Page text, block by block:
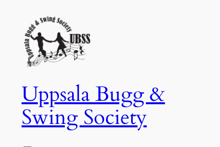
innehåll
Uppsala Bugg &
Swing Society